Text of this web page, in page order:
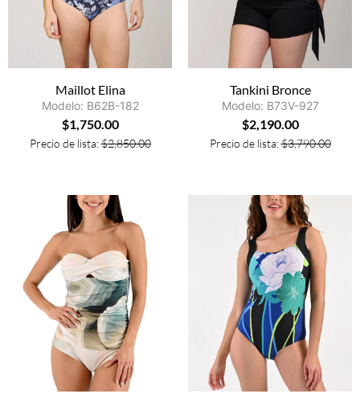
Maillot Elina
Modelo: B62B-182
$1,750.00
Precio de lista:$2,850.00
Tankini Bronce
Modelo: B73V-927
$2,190.00
Precio de lista:$3,790.00